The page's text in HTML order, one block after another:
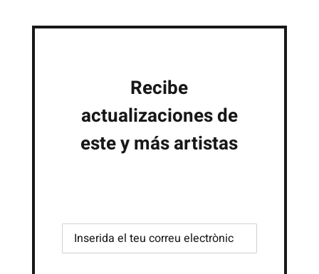
Recibe
actualizaciones de
este y más artistas